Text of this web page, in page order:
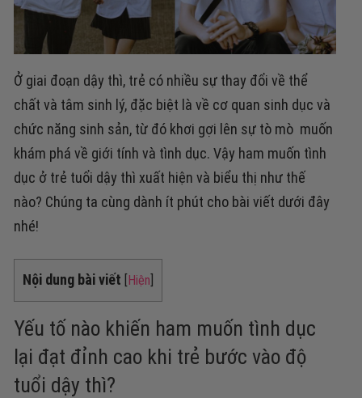
Ở giai đoạn dậy thì, trẻ có nhiều sự thay đổi về thể
chất và tâm sinh lý, đặc biệt là về cơ quan sinh dục và
chức năng sinh sản, từ đó khơi gợi lên sự tò mò muốn
khám phá về giới tính và tình dục. Vậy ham muốn tình
dục ở trẻ tuổi dậy thì xuất hiện và biểu thị như thế
nào? Chúng ta cùng dành ít phút cho bài viết dưới đây
nhé!
Nội dung bài viết Hiện
Yếu tố nào khiến ham muốn tình dục
lại đạt đỉnh cao khi trẻ bước vào độ
tuổi dậy thì?